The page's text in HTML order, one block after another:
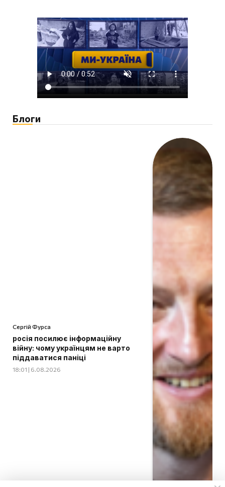
Блоги
Сергій Фурса
росія посилює інформаційну
війну: чому українцям не варто
піддаватися паніці
18:01 | 6.08.2026